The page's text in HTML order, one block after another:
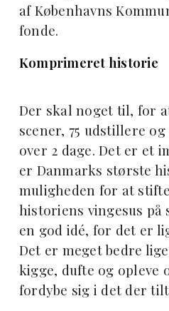
af Københavns
fonde.
Komprimeret historie
Der skal noget til, for
scener, 75 udstillere
over 2 dage. Det er et
er Danmarks største
muligheden for at
historiens vingesus
en god idé, for det er
Det er meget bedre
kigge, dufte og opleve
fordybe sig i det der